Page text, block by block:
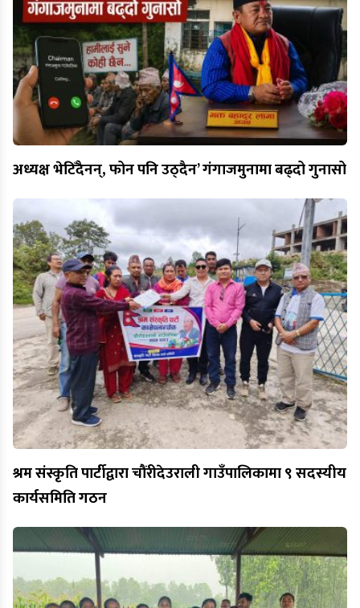
अध्यक्ष भेटिँदैनन्, फोन पनि उठ्दैन’ गंगाजमुनामा बढ्दो गुनासो
श्रम संस्कृति पार्टीद्वारा चौंरीदेउराली गाउँपालिकामा ९ सदस्यीय
कार्यसमिति गठन